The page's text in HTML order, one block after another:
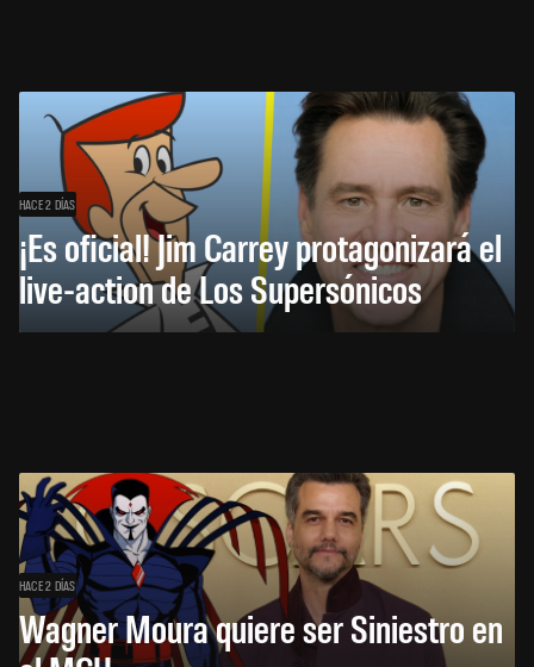
HACE 2 DÍAS
¡Es oficial! Jim Carrey protagonizará el
live-action de Los Supersónicos
HACE 2 DÍAS
Wagner Moura quiere ser Siniestro en